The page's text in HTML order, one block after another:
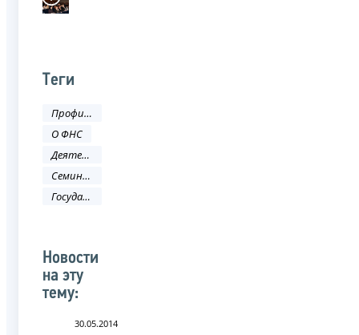
Теги
Профилактика коррупционных правонарушений
О ФНС
Деятельность ФНС
Семинар
Государственная гражданская служба
Новости
на эту
тему:
30.05.2014